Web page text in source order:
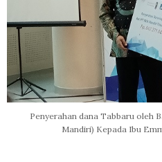
Penyerahan dana Tabbaru oleh
Mandiri) Kepada Ibu